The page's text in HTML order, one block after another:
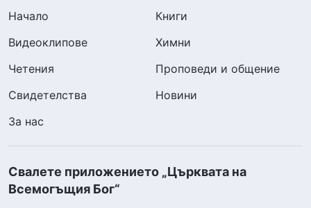
Начало
Книги
Видеоклипове
Химни
Четения
Проповеди и общение
Свидетелства
Новини
За нас
Свалете приложението „Църквата на
Всемогъщия Бог“